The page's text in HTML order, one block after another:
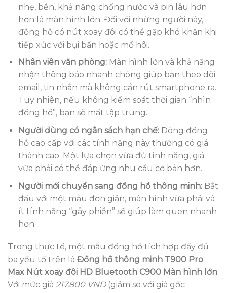
nhẹ, bền, khả năng chống nước và pin lâu hơn
hơn là màn hình lớn. Đối với những người này,
đồng hồ có nút xoay đôi có thể gặp khó khăn khi
tiếp xúc với bụi bẩn hoặc mồ hôi.
Nhân viên văn phòng:Màn hình lớn và khả năng
nhận thông báo nhanh chóng giúp bạn theo dõi
email, tin nhắn mà không cần rút smartphone ra.
Tuy nhiên, nếu không kiểm soát thời gian “nhìn
đồng hồ”, bạn sẽ mất tập trung.
Người dùng có ngân sách hạn chế:Dòng đồng
hồ cao cấp với các tính năng này thường có giá
thành cao. Một lựa chọn vừa đủ tính năng, giá
vừa phải có thể đáp ứng nhu cầu cơ bản hơn.
Người mới chuyển sang đồng hồ thông minh:Bắt
đầu với một mẫu đơn giản, màn hình vừa phải và
ít tính năng “gây phiền” sẽ giúp làm quen nhanh
hơn.
Trong thực tế, một mẫu đồng hồ tích hợp đầy đủ
ba yếu tố trên là Đồng hồ thông minh T900 Pro
Max Nút xoay đôi HD Bluetooth C900 Màn hình lớn.
Với mức giá 217.800 VND(giảm so với giá gốc